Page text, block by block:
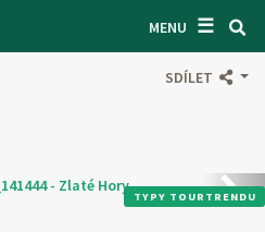
MENU ☰
SDÍLET
TYPY TOURTRENDU